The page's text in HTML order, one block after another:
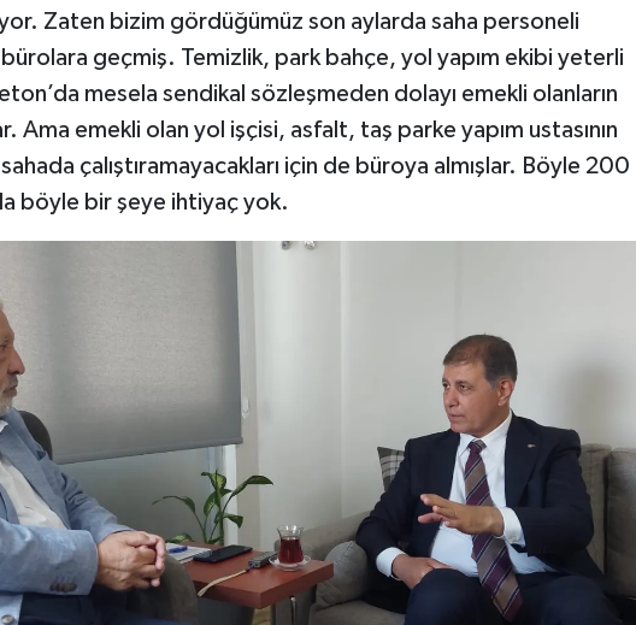
Zaten bizim gördüğümüz son aylarda saha personeli
geçmiş. Temizlik, park bahçe, yol yapım ekibi yeterli
mesela sendikal sözleşmeden dolayı emekli olanların
Ama emekli olan yol işçisi, asfalt, taş parke yapım ustasının
sahada çalıştıramayacakları için de büroya almışlar. Böyle 200
böyle bir şeye ihtiyaç yok.